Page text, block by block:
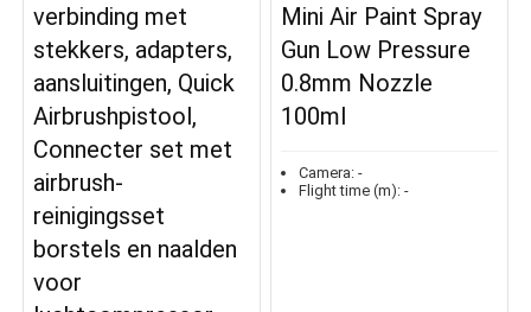
verbinding met
stekkers, adapters,
aansluitingen, Quick
Airbrushpistool,
Connecter set met
airbrush-
reinigingsset
borstels en naalden
voor
Mini Air Paint Spray
Gun Low Pressure
0.8mm Nozzle
100ml
Camera: -
Flight time (m): -